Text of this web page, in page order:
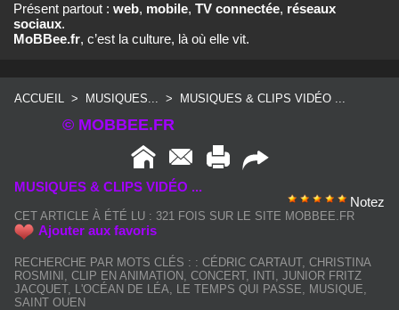
Présent partout : web, mobile, TV connectée, réseaux
sociaux.
MoBBee.fr, c’est la culture, là où elle vit.
ACCUEIL > MUSIQUES... > MUSIQUES & CLIPS VIDÉO ...
© MOBBEE.FR
MUSIQUES & CLIPS VIDÉO ...
Notez
CET ARTICLE À ÉTÉ LU : 321 FOIS SUR LE SITE MOBBEE.FR
Ajouter aux favoris
RECHERCHE PAR MOTS CLÉS : : CÉDRIC CARTAUT, CHRISTINA
ROSMINI CLIP EN ANIMATION CONCERT, INTI JUNIOR FRITZ
JACQUET, L'OCÉAN DE LÉA LE TEMPS QUI PASSE MUSIQUE
SAINT OUEN